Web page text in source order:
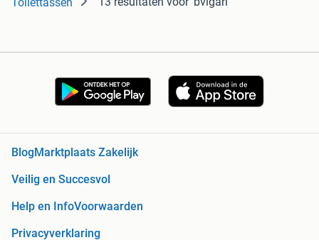
Blog Marktplaats Zakelijk
Veilig en Succesvol
Help en InfoVoorwaarden
Privacyverklaring